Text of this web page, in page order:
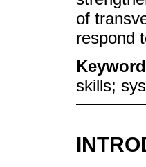
of
respond
skills;